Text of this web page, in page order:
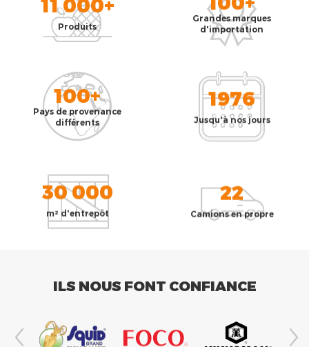
Produits
Grandes marques
d'importation
100+
Pays de provenance
différents
1976
Jusqu'à nos jours
30 000
m² d'entrepôt
22
Camions en propre
ILS NOUS FONT CONFIANCE